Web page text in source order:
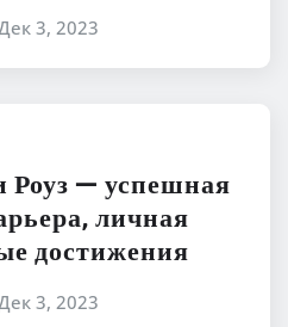
3, 2023
Роуз — успешная
личная
достижения
3, 2023